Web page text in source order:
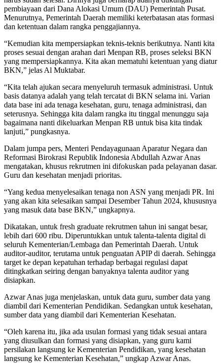
pembiayaan dari Dana Alokasi Umum (DAU) Pemerintah Pusat.
Menurutnya, Pemerintah Daerah memiliki keterbatasan atas formasi
dan ketentuan dalam rangka penggajiannya.
“Kemudian kita mempersiapkan teknis-teknis berikutnya. Nanti kita
proses sesuai dengan arahan dari Menpan RB, proses seleksi BKN
yang mempersiapkannya. Kita akan mematuhi ketentuan yang diatur
BKN,” jelas Al Muktabar.
“Kita telah ajukan secara menyeluruh termasuk administrasi. Untuk
basis datanya adalah yang telah tercatat di BKN selama ini. Varian
data base ini ada tenaga kesehatan, guru, tenaga administrasi, dan
seterusnya. Sehingga kita dalam rangka itu tinggal menunggu saja
bagaimana nanti dikeluarkan Menpan RB untuk bisa kita tindak
lanjuti,” pungkasnya.
Dalam jumpa pers, Menteri Pendayagunaan Aparatur Negara dan
Reformasi Birokrasi Republik Indonesia Abdullah Azwar Anas
mengatakan, khusus rekrutmen ini difokuskan pada pelayanan dasar.
Guru dan kesehatan menjadi prioritas.
“Yang kedua menyelesaikan tenaga non ASN yang menjadi PR. Ini
yang akan kita selesaikan sampai Desember Tahun 2024, khususnya
yang masuk data base BKN,” ungkapnya.
Dikatakan, untuk fresh graduate rekrutmen tahun ini sangat besar,
lebih dari 600 ribu. Diperuntukkan untuk talenta-talenta digital di
seluruh Kementerian/Lembaga dan Pemerintah Daerah. Untuk
auditor-auditor, terutama untuk penguatan APIP di daerah. Sehingga
target ke depan kepatuhan terhadap berbagai regulasi dapat
ditingkatkan seiring dengan banyaknya talenta auditor yang
disiapkan.
Azwar Anas juga menjelaskan, untuk data guru, sumber data yang
diambil dari Kementerian Pendidikan. Sedangkan untuk kesehatan,
sumber data yang diambil dari Kementerian Kesehatan.
“Oleh karena itu, jika ada usulan formasi yang tidak sesuai antara
yang diusulkan dan formasi yang disiapkan, yang guru kami
persilakan langsung ke Kementerian Pendidikan, yang kesehatan
langsung ke Kementerian Kesehatan,” ungkap Azwar Anas.